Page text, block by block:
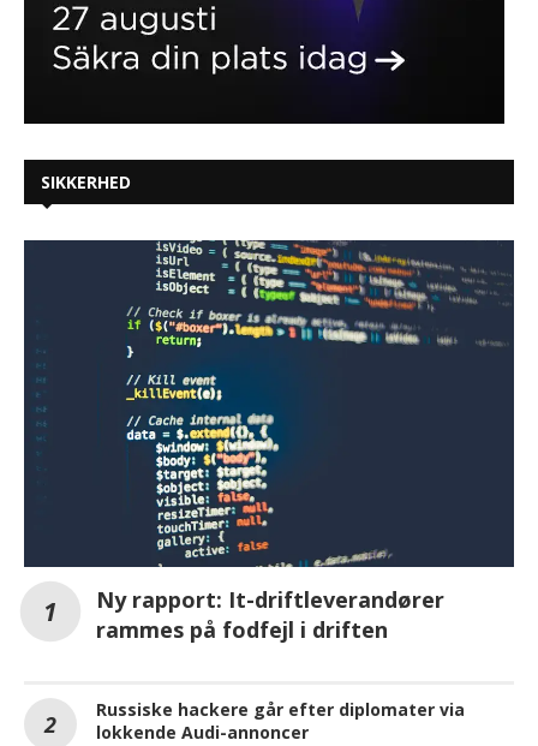
SIKKERHED
Ny rapport: It-driftleverandører
rammes på fodfejl i driften
Russiske hackere går efter diplomater via
lokkende Audi-annoncer